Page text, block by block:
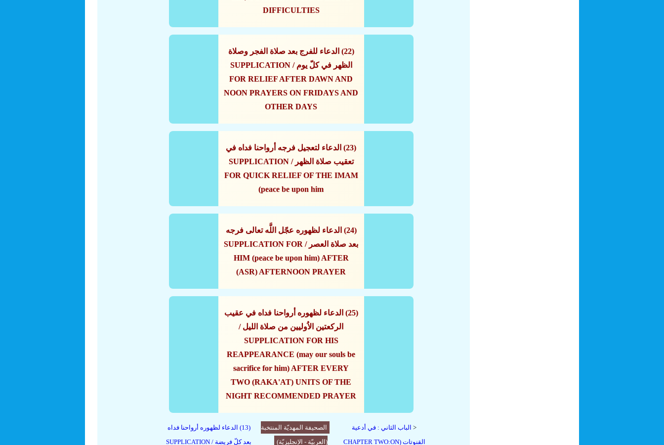
DIFFICULTIES
(22) الدعاء للفرج بعد صلاة الفجر وصلاة
الظهر في كلّ يوم / SUPPLICATION
FOR RELIEF AFTER DAWN AND
NOON PRAYERS ON FRIDAYS AND
OTHER DAYS
(23) الدعاء لتعجيل فرجه أرواحنا فداه في
تعقيب صلاة الظهر / SUPPLICATION
FOR QUICK RELIEF OF THE IMAM
(peace be upon him
(24) الدعاء لظهوره عجّل اللَّه تعالى فرجه
بعد صلاة العصر / SUPPLICATION FOR
HIM (peace be upon him) AFTER
(ASR) AFTERNOON PRAYER
(25) الدعاء لظهوره أرواحنا فداه في عقيب
الركعتين الاُوليين من صلاة الليل /
SUPPLICATION FOR HIS
REAPPEARANCE (may our souls be
sacrifice for him) AFTER EVERY
TWO (RAKA'AT) UNITS OF THE
NIGHT RECOMMENDED PRAYER
< الباب الثاني : في أدعية
القنوتات (CHAPTER TWO:ON
الصحیفة المهدیّة المنتخبة
(العربیّة - الإنجلیزیّة)
(13) الدعاء لظهوره أرواحنا فداه
بعد كلّ فريضة / SUPPLICATION